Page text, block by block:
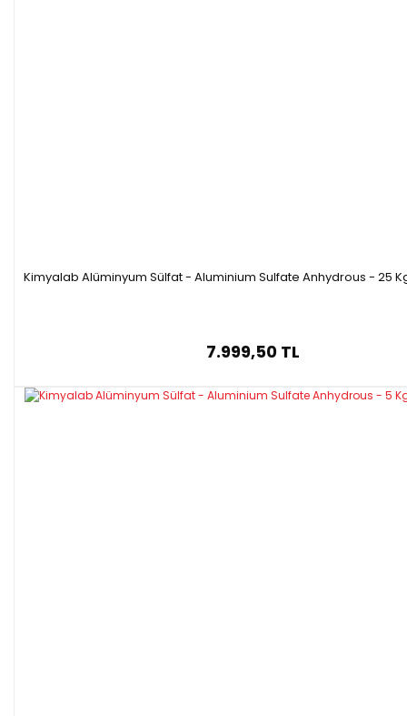
Kimyalab Alüminyum Sülfat - Aluminium Sulfate Anhydrous - 25
7.999,50 TL